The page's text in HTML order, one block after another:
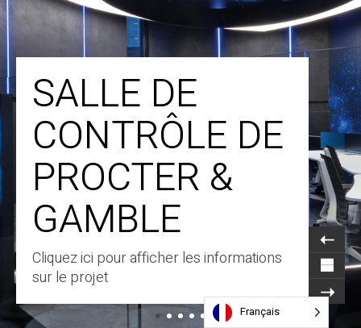
SALLE DE
CONTRÔLE DE
PROCTER &
GAMBLE
Cliquez ici pour afficher les informations
sur le projet
Français